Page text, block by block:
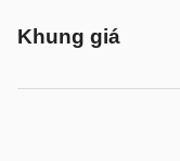
Khung giá